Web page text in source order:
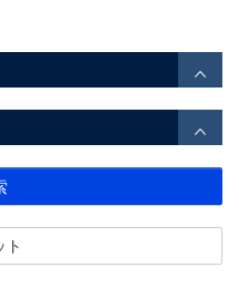
ト